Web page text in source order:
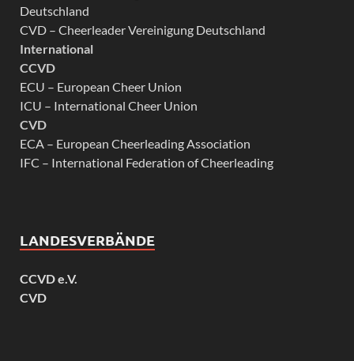
Deutschland
CVD – Cheerleader Vereinigung Deutschland
International
CCVD
ECU – European Cheer Union
ICU – International Cheer Union
CVD
ECA – European Cheerleading Association
IFC – International Federation of Cheerleading
LANDESVERBÄNDE
CCVD e.V.
CVD